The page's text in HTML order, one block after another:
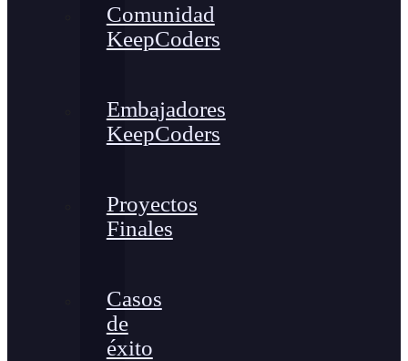
Comunidad
KeepCoders
Embajadores
KeepCoders
Proyectos
Finales
Casos
de
éxito